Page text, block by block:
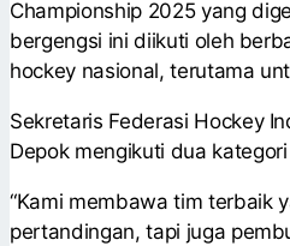
Championship 2025 yang
bergengsi ini diikuti oleh
hockey nasional, terutama
Sekretaris Federasi Hockey
Depok mengikuti dua
“Kami membawa tim terbaik
pertandingan, tapi juga